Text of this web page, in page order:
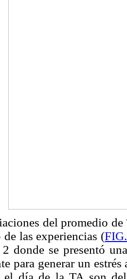
del promedio
las experiencias (
donde se presentó
para generar un estrés